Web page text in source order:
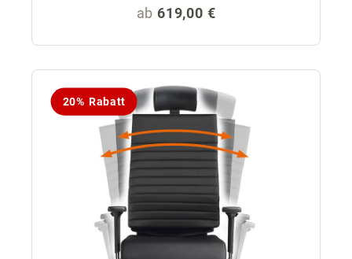
Regulärer Preis:
ab 619,00 €
20% Rabatt